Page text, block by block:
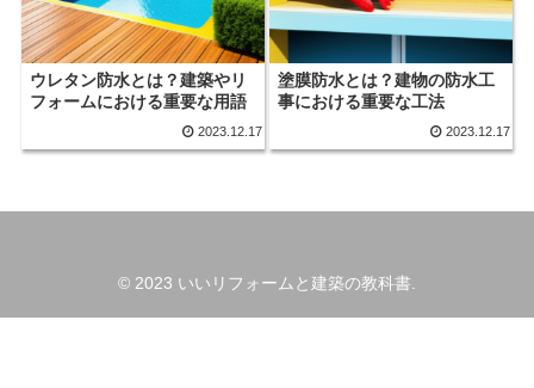
ウレタン防水とは？建築やリ
フォームにおける重要な用語
2023.12.17
塗膜防水とは？建物の防水工
事における重要な工法
2023.12.17
© 2023 いいリフォームと建築の教科書.